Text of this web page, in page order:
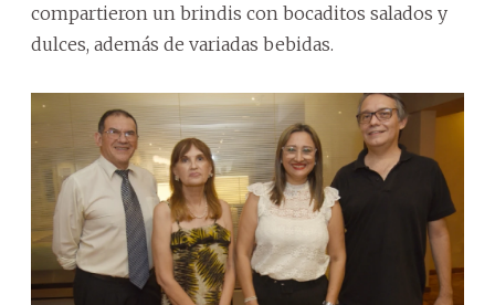
compartieron un brindis con bocaditos salados y
dulces, además de variadas bebidas.